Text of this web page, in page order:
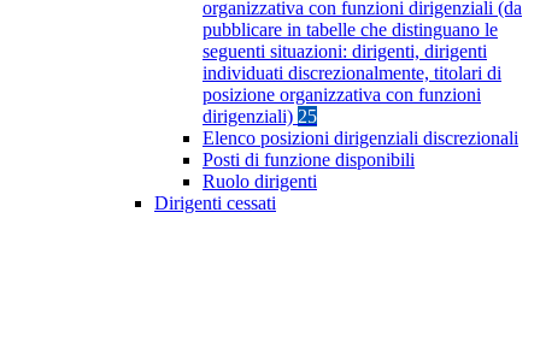
organizzativa con funzioni dirigenziali (da
pubblicare in tabelle che distinguano le
seguenti situazioni: dirigenti, dirigenti
individuati discrezionalmente, titolari di
posizione organizzativa con funzioni
dirigenziali) 25
Elenco posizioni dirigenziali discrezionali
Posti di funzione disponibili
Ruolo dirigenti
Dirigenti cessati